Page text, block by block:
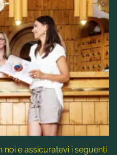
il corpo [e] la
sul magnifico Castello
area di bellezza –
e assicuratevi i seguenti